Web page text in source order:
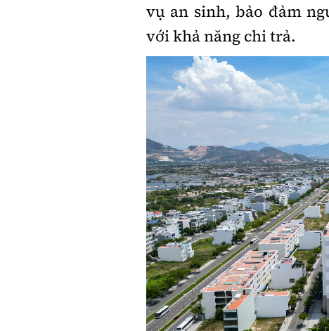
vụ an sinh, bảo đảm
với khả năng chi trả.